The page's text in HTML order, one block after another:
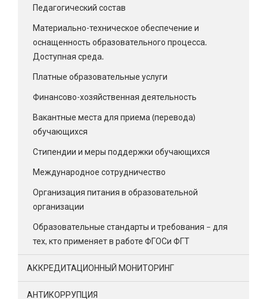
Педагогический состав
Материально-техническое обеспечение и
оснащенность образовательного процесса.
Доступная среда.
Платные образовательные услуги
Финансово-хозяйственная деятельность
Вакантные места для приема (перевода)
обучающихся
Стипендии и меры поддержки обучающихся
Международное сотрудничество
Организация питания в образовательной
организации
Образовательные стандарты и требования – для
тех, кто применяет в работе ФГОСи ФГТ
АККРЕДИТАЦИОННЫЙ МОНИТОРИНГ
АНТИКОРРУПЦИЯ